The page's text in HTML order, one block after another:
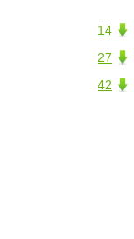
14
27
42